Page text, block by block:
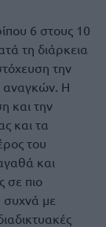
6 στους 10
τη διάρκεια
την
αναγκών. Η
και την
και τα
του
και
σε πιο
συχνά με